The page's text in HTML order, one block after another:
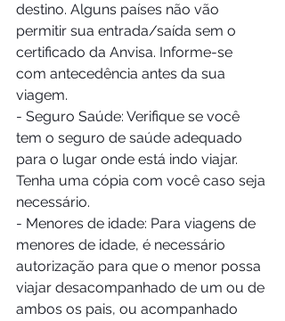
destino. Alguns países não vão
permitir sua entrada/saída sem o
certificado da Anvisa. Informe-se
com antecedência antes da sua
viagem.
- Seguro Saúde: Verifique se você
tem o seguro de saúde adequado
para o lugar onde está indo viajar.
Tenha uma cópia com você caso seja
necessário.
- Menores de idade: Para viagens de
menores de idade, é necessário
autorização para que o menor possa
viajar desacompanhado de um ou de
ambos os pais, ou acompanhado